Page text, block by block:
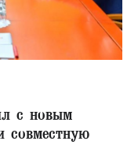
с новым
совместную